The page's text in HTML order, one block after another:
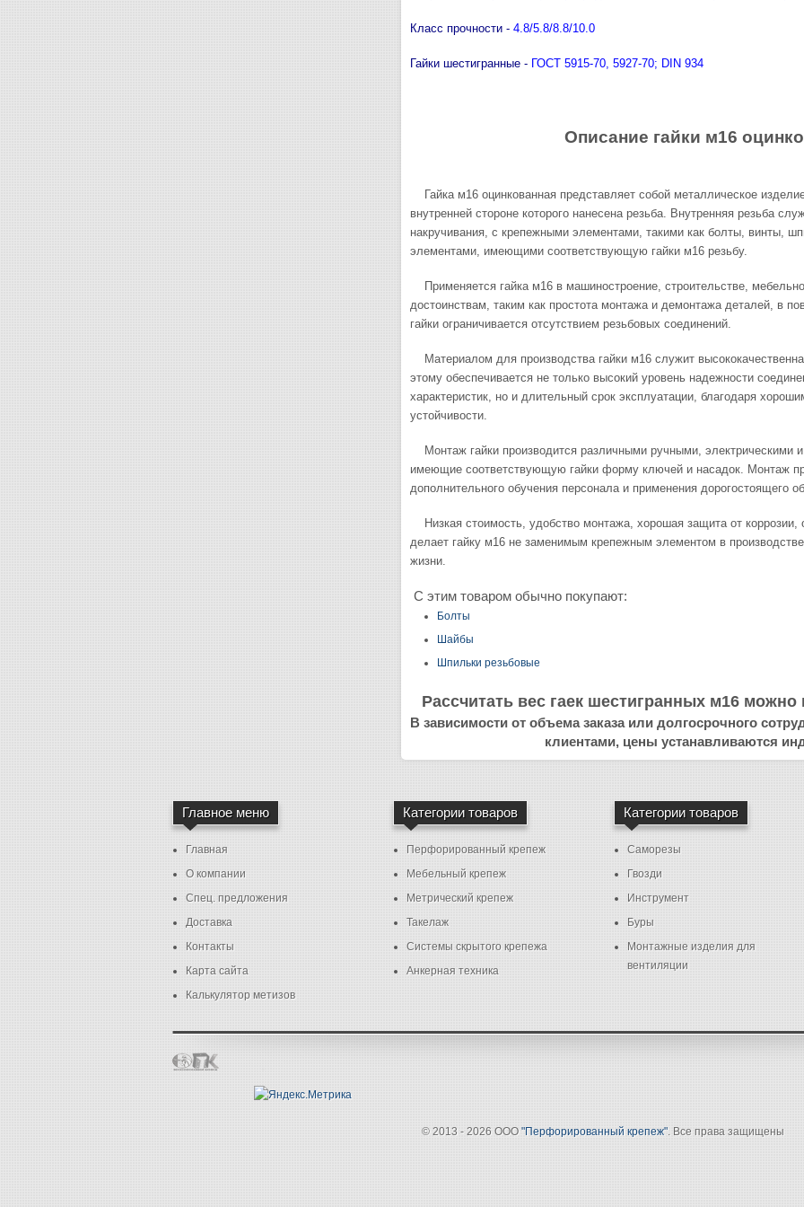
Класс прочности - 4.8/5.8/8.8/10.0
Гайки шестигранные - ГОСТ 5915-70, 5927-70; DIN 934
Описание гайки м16
Гайка м16 оцинкованная представляет собой металлическое
внутренней стороне которого нанесена резьба. Внутренняя резьба
накручивания, с крепежными элементами, такими как болты, винты,
элементами, имеющими соответствующую гайки м16 резьбу.
Применяется гайка м16 в машиностроение, строительстве,
достоинствам, таким как простота монтажа и демонтажа деталей, в
гайки ограничивается отсутствием резьбовых соединений.
Материалом для производства гайки м16 служит
этому обеспечивается не только высокий уровень надежности
характеристик, но и длительный срок эксплуатации, благодаря
устойчивости.
Монтаж гайки производится различными ручными, электрическими
имеющие соответствующую гайки форму ключей и насадок. Монтаж
дополнительного обучения персонала и применения дорогостоящего
Низкая стоимость, удобство монтажа, хорошая защита от коррозии,
делает гайку м16 не заменимым крепежным элементом в
жизни.
С этим товаром обычно покупают:
Болты
Шайбы
Шпильки резьбовые
Рассчитать вес гаек шестигранных м16
В зависимости от объема заказа или долгосрочного
клиентами, цены устанавливаются
Главное меню
Главная
О компании
Спец. предложения
Доставка
Контакты
Карта сайта
Калькулятор метизов
Категории товаров
Перфорированный крепеж
Мебельный крепеж
Метрический крепеж
Такелаж
Системы скрытого крепежа
Анкерная техника
Категории товаров
Саморезы
Гвозди
Инструмент
Буры
Монтажные изделия для
вентиляции
© 2013 - 2026 ООО"Перфорированный крепеж". Все права защищены